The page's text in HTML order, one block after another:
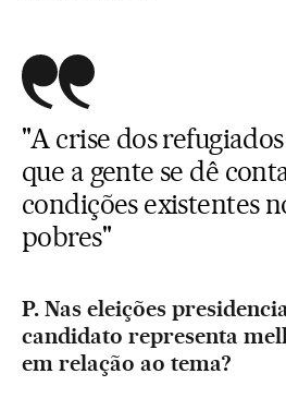
"A crise dos
que a gente se dê
condições existentes
pobres"
P. Nas eleições
candidato representa
em relação ao tema?